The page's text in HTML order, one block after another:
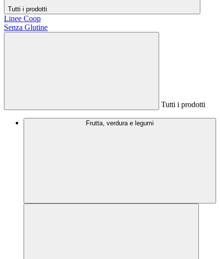
Tutti i prodotti
Linee Coop
Senza Glutine
Tutti i prodotti
Frutta, verdura e legumi